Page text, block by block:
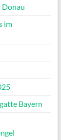
Donau
im
Bayern